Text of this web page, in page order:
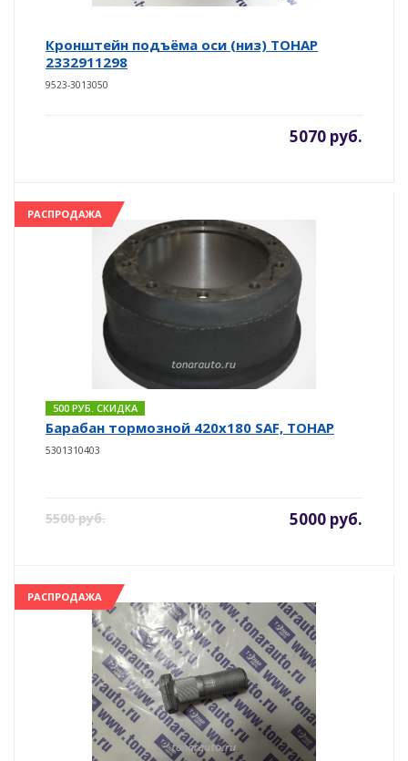
Кронштейн подъёма оси (низ) ТОНАР
2332911298
9523-3013050
5070 руб.
РАСПРОДАЖА
500 РУБ. СКИДКА
Барабан тормозной 420x180 SAF, ТОНАР
5301310403
5500 руб. 5000 руб.
РАСПРОДАЖА